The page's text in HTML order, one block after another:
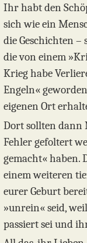
Ihr habt den
sich wie ein
die Geschichten –
die von einem
Krieg habe
Engeln«
eigenen Ort
Dort sollten dann
Fehler gefoltert
gemacht« haben.
einem weiteren
eurer Geburt
»unrein« seid,
passiert sei und